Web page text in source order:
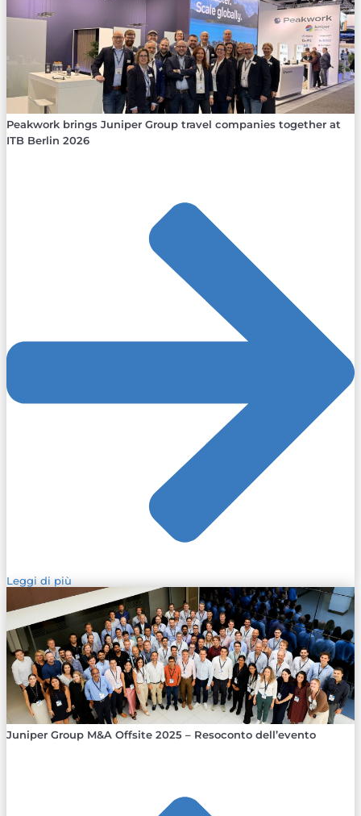
Peakwork brings Juniper Group travel companies together at
ITB Berlin 2026
Leggi di più
Juniper Group M&A Offsite 2025 – Resoconto dell’evento